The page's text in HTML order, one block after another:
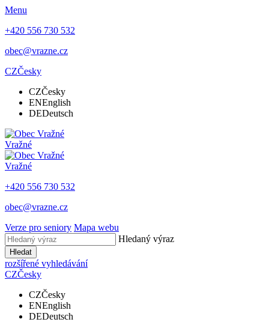
Menu
+420 556 730 532
obec@vrazne.cz
CZČesky
CZČesky
ENEnglish
DEDeutsch
Vražné
Vražné
+420 556 730 532
obec@vrazne.cz
Verze pro seniory Mapa webu
Hledaný výraz
Hledat
rozšířené vyhledávání
CZČesky
CZČesky
ENEnglish
DEDeutsch